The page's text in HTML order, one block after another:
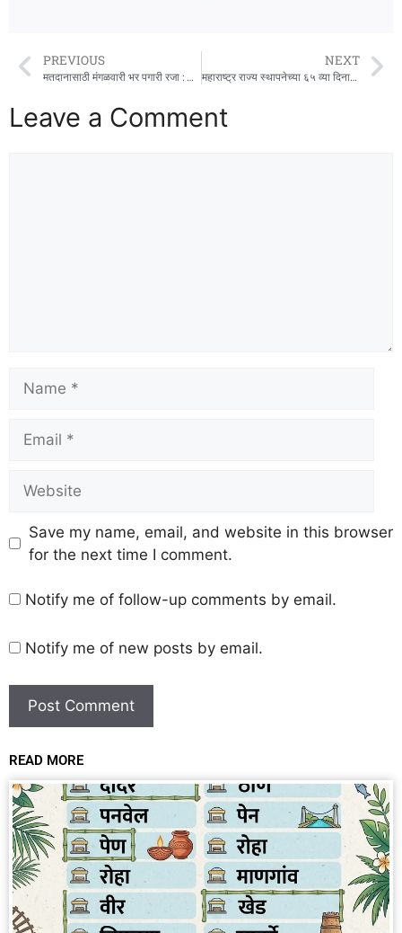
PREVIOUS
मतदानासाठी मंगळवारी भर पगारी रजा : जिल्हा निवडणूक अधिकारी एम देवेंदर सिंह यांचे आदेश
NEXT
महाराष्ट्र राज्य स्थापनेच्या ६५ व्या दिनानिमित्त पालकमंत्र्यांच्या हस्ते ध्वजारोहण
Leave a Comment
Save my name, email, and website in this browser
for the next time I comment.
Notify me of follow-up comments by email.
Notify me of new posts by email.
READ MORE